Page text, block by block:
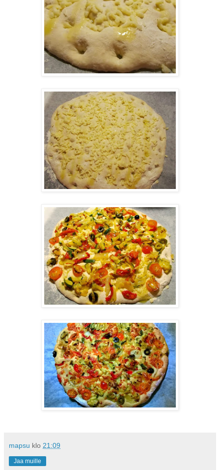
mapsu klo 21:09
Jaa muille